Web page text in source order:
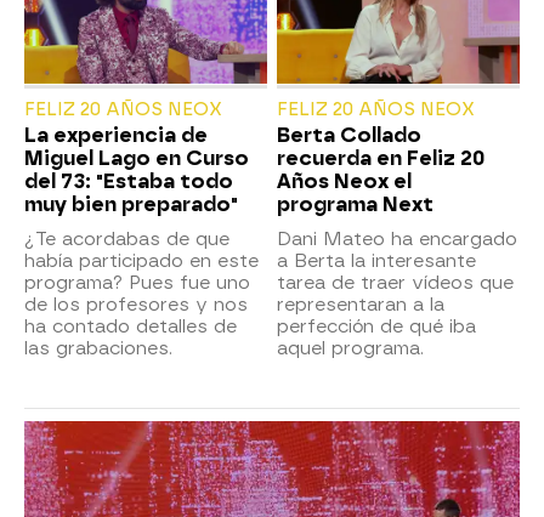
FELIZ 20 AÑOS NEOX
La experiencia de
Miguel Lago en Curso
del 73: "Estaba todo
muy bien preparado"
¿Te acordabas de que
había participado en este
programa? Pues fue uno
de los profesores y nos
ha contado detalles de
las grabaciones.
FELIZ 20 AÑOS NEOX
Berta Collado
recuerda en Feliz 20
Años Neox el
programa Next
Dani Mateo ha encargado
a Berta la interesante
tarea de traer vídeos que
representaran a la
perfección de qué iba
aquel programa.